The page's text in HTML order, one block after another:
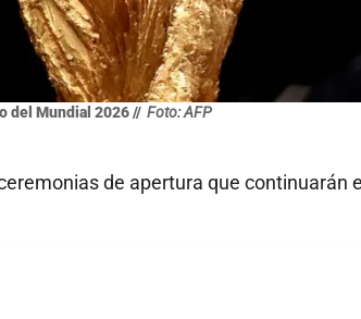
del Mundial 2026 // Foto: AFP
de apertura que continuarán